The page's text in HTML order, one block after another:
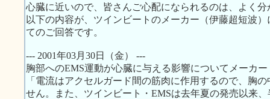
心臓に近いので、皆さんご心配になられるのは、よく分
以下の内容が、ツインビートのメーカー（伊藤超短波
てのご回答です。
--- 2001年03月30日（金） ---
胸部へのEMS運動が心臓に与える影響についてメーカ
「電流はアクセルガード間の筋肉に作用するので、胸
せん。また、ツインビート・EMSは去年夏の発売以来